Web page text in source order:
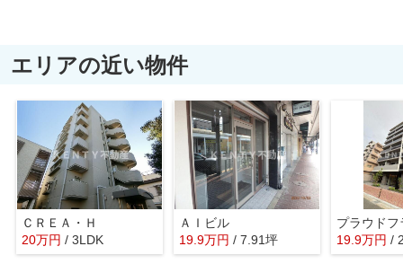
エリアの近い物件
ＣＲＥＡ・Ｈ
20万円 / 3LDK
ＡＩビル
19.9万円 / 7.91坪 19.9万円 /